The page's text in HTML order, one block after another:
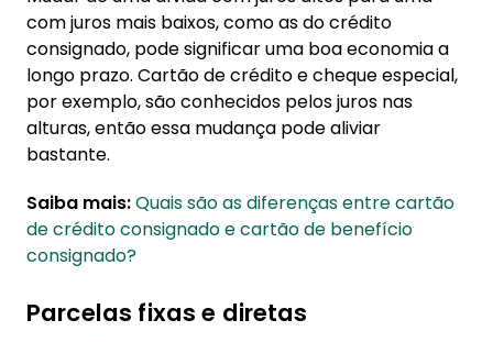
com juros mais baixos, como as do crédito
consignado, pode significar uma boa economia a
longo prazo. Cartão de crédito e cheque especial,
por exemplo, são conhecidos pelos juros nas
alturas, então essa mudança pode aliviar
bastante.
Saiba mais:Quais são as diferenças entre cartão
de crédito consignado e cartão de benefício
consignado?
Parcelas fixas e diretas